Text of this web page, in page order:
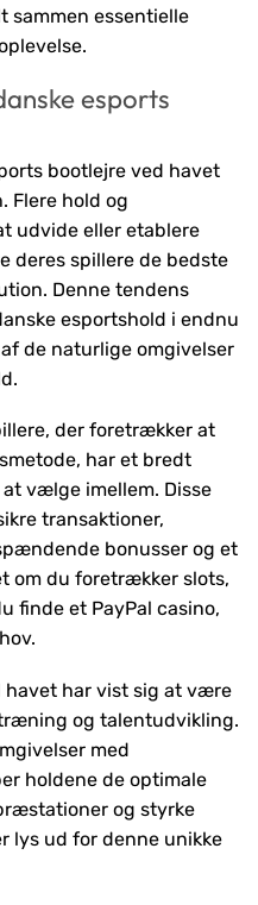
sammen essentielle
esports
bootlejre ved havet
Flere hold og
udvide eller etablere
deres spillere de bedste
Denne tendens
esportshold i endnu
de naturlige omgivelser
der foretrækker at
har et bredt
vælge imellem. Disse
transaktioner,
bonusser og et
om du foretrækker slots,
finde et PayPal casino,
havet har vist sig at være
og talentudvikling.
med
holdene de optimale
og styrke
lys ud for denne unikke